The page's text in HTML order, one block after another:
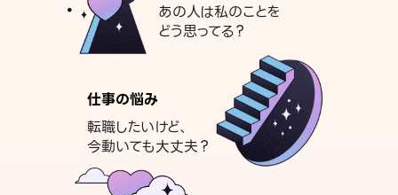
あの人は私のことを
どう思ってる？
仕事の悩み
転職したいけど、
今動いても大丈夫？